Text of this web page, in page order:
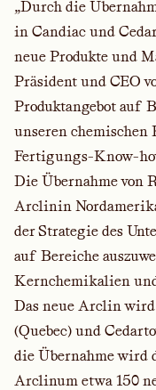
„Durch die
in Candiac und
neue Produkte und
Präsident und CEO
Produktangebot auf
unseren chemischen
Fertigungs-Know-
Die Übernahme von
Arclinin
der Strategie des
auf Bereiche
Kernchemikalien
Das neue Arclin
(Quebec) und
die Übernahme wird
Arclinum etwa 150